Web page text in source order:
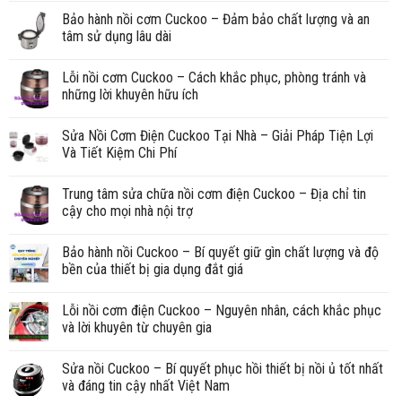
Bảo hành nồi cơm Cuckoo – Đảm bảo chất lượng và an
tâm sử dụng lâu dài
Lỗi nồi cơm Cuckoo – Cách khắc phục, phòng tránh và
những lời khuyên hữu ích
Sửa Nồi Cơm Điện Cuckoo Tại Nhà – Giải Pháp Tiện Lợi
Và Tiết Kiệm Chi Phí
Trung tâm sửa chữa nồi cơm điện Cuckoo – Địa chỉ tin
cậy cho mọi nhà nội trợ
Bảo hành nồi Cuckoo – Bí quyết giữ gìn chất lượng và độ
bền của thiết bị gia dụng đắt giá
Lỗi nồi cơm điện Cuckoo – Nguyên nhân, cách khắc phục
và lời khuyên từ chuyên gia
Sửa nồi Cuckoo – Bí quyết phục hồi thiết bị nồi ủ tốt nhất
và đáng tin cậy nhất Việt Nam